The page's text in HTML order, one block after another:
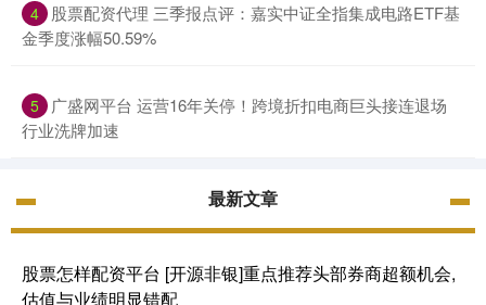
4 股票配资代理 三季报点评：嘉实中证全指集成电路ETF基
金季度涨幅50.59%
5 广盛网平台 运营16年关停！跨境折扣电商巨头接连退场
行业洗牌加速
最新文章
股票怎样配资平台 [开源非银]重点推荐头部券商超额机会,
估值与业绩明显错配